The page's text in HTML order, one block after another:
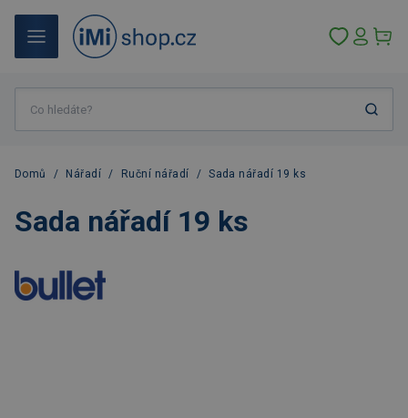
Domů / Nářadí / Ruční nářadí / Sada nářadí 19 ks
Sada nářadí 19 ks